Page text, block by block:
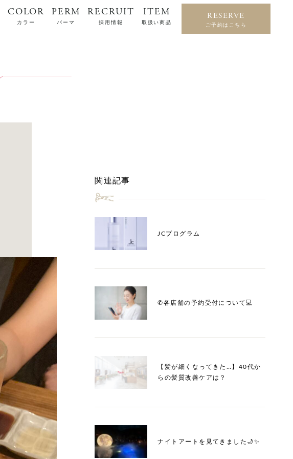
COLOR
カラー
PERM
パーマ
RECRUIT
採用情報
ITEM
取扱い商品
RESERVE
ご予約はこちら
関連記事
JCプログラム
✆各店舗の予約受付について💻
【髪が細くなってきた…】40代か
らの髪質改善ケアは？
ナイトアートを見てきました🌙✨